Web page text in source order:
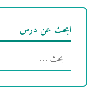
ابحث عن درس
البحث
عن: